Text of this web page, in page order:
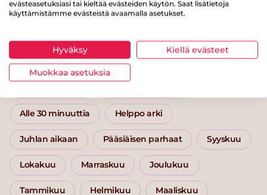
Pääruoat Uuniruoat Lisäkkeet
Alle 30 minuuttia Helppo arki
Juhlan aikaan Pääsiäisen parhaat Syyskuu
Lokakuu Marraskuu Joulukuu
Tammikuu Helmikuu Maaliskuu
evästeasetuksiasi tai kieltää evästeiden käytön. Saat lisätietoja
käyttämistämme evästeistä avaamalla asetukset.
Hyväksy Kiellä evästeet
Muokkaa asetuksia